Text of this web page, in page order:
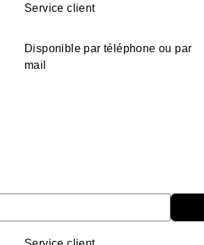
Service client
Disponible par téléphone ou par
mail